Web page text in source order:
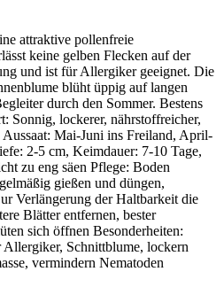
attraktive pollenfreie
keine gelben Flecken auf der
und ist für Allergiker geeignet. Die
blüht üppig auf langen
durch den Sommer. Bestens
Sonnig, lockerer, nährstoffreicher,
Mai-Juni ins Freiland, April-
2-5 cm, Keimdauer: 7-10 Tage,
zu eng säen Pflege: Boden
gießen und düngen,
Verlängerung der Haltbarkeit die
Blätter entfernen, bester
sich öffnen Besonderheiten:
Schnittblume, lockern
vermindern Nematoden